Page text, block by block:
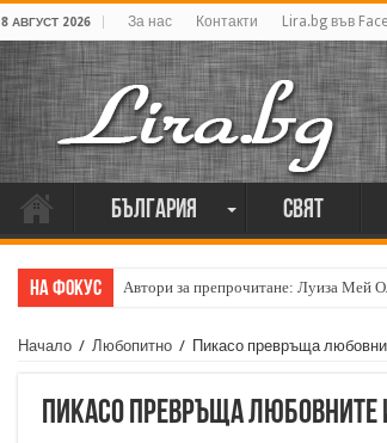
8 АВГУСТ 2026 За нас Контакти Lira.bg във
България Свят
На фокус Автори за препрочитане: Луиза Мей
Кирил Кадийски: „Плачът на големия
Начало / Любопитно / Пикасо превръща
Пикасо превръща любовните